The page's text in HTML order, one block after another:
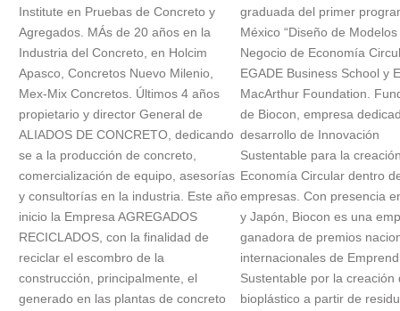
Institute en Pruebas de Concreto y
Agregados. MÁs de 20 años en la
Industria del Concreto, en Holcim
Apasco, Concretos Nuevo Milenio,
Mex-Mix Concretos. Últimos 4 años
propietario y director General de
ALIADOS DE CONCRETO, dedicando
se a la producción de concreto,
comercialización de equipo, asesorías
y consultorías en la industria. Este año
inicio la Empresa AGREGADOS
RECICLADOS, con la finalidad de
reciclar el escombro de la
construcción, principalmente, el
generado en las plantas de concreto
graduada del primer
México “Diseño de
Negocio de Economía
EGADE Business School y
MacArthur Foundation.
de Biocon, empresa
desarrollo de Innovación
Sustentable para la
Economía Circular dentro
empresas. Con presencia
y Japón, Biocon es una
ganadora de premios
internacionales de
Sustentable por la creación
bioplástico a partir de